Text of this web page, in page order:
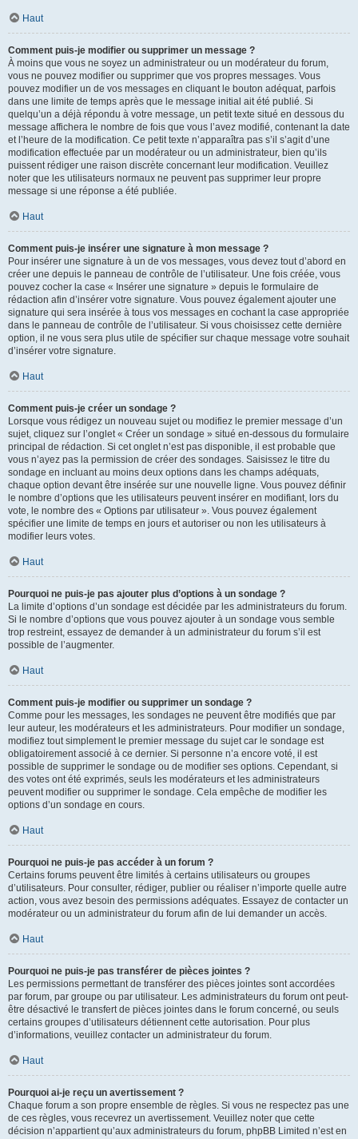
Haut
Comment puis-je modifier ou supprimer un message ?
À moins que vous ne soyez un administrateur ou un modérateur du forum,
vous ne pouvez modifier ou supprimer que vos propres messages. Vous
pouvez modifier un de vos messages en cliquant le bouton adéquat, parfois
dans une limite de temps après que le message initial ait été publié. Si
quelqu’un a déjà répondu à votre message, un petit texte situé en dessous du
message affichera le nombre de fois que vous l’avez modifié, contenant la date
et l’heure de la modification. Ce petit texte n’apparaîtra pas s’il s’agit d’une
modification effectuée par un modérateur ou un administrateur, bien qu’ils
puissent rédiger une raison discrète concernant leur modification. Veuillez
noter que les utilisateurs normaux ne peuvent pas supprimer leur propre
message si une réponse a été publiée.
Haut
Comment puis-je insérer une signature à mon message ?
Pour insérer une signature à un de vos messages, vous devez tout d’abord en
créer une depuis le panneau de contrôle de l’utilisateur. Une fois créée, vous
pouvez cocher la case « Insérer une signature » depuis le formulaire de
rédaction afin d’insérer votre signature. Vous pouvez également ajouter une
signature qui sera insérée à tous vos messages en cochant la case appropriée
dans le panneau de contrôle de l’utilisateur. Si vous choisissez cette dernière
option, il ne vous sera plus utile de spécifier sur chaque message votre souhait
d’insérer votre signature.
Haut
Comment puis-je créer un sondage ?
Lorsque vous rédigez un nouveau sujet ou modifiez le premier message d’un
sujet, cliquez sur l’onglet « Créer un sondage » situé en-dessous du formulaire
principal de rédaction. Si cet onglet n’est pas disponible, il est probable que
vous n’ayez pas la permission de créer des sondages. Saisissez le titre du
sondage en incluant au moins deux options dans les champs adéquats,
chaque option devant être insérée sur une nouvelle ligne. Vous pouvez définir
le nombre d’options que les utilisateurs peuvent insérer en modifiant, lors du
vote, le nombre des « Options par utilisateur ». Vous pouvez également
spécifier une limite de temps en jours et autoriser ou non les utilisateurs à
modifier leurs votes.
Haut
Pourquoi ne puis-je pas ajouter plus d’options à un sondage ?
La limite d’options d’un sondage est décidée par les administrateurs du forum.
Si le nombre d’options que vous pouvez ajouter à un sondage vous semble
trop restreint, essayez de demander à un administrateur du forum s’il est
possible de l’augmenter.
Haut
Comment puis-je modifier ou supprimer un sondage ?
Comme pour les messages, les sondages ne peuvent être modifiés que par
leur auteur, les modérateurs et les administrateurs. Pour modifier un sondage,
modifiez tout simplement le premier message du sujet car le sondage est
obligatoirement associé à ce dernier. Si personne n’a encore voté, il est
possible de supprimer le sondage ou de modifier ses options. Cependant, si
des votes ont été exprimés, seuls les modérateurs et les administrateurs
peuvent modifier ou supprimer le sondage. Cela empêche de modifier les
options d’un sondage en cours.
Haut
Pourquoi ne puis-je pas accéder à un forum ?
Certains forums peuvent être limités à certains utilisateurs ou groupes
d’utilisateurs. Pour consulter, rédiger, publier ou réaliser n’importe quelle autre
action, vous avez besoin des permissions adéquates. Essayez de contacter un
modérateur ou un administrateur du forum afin de lui demander un accès.
Haut
Pourquoi ne puis-je pas transférer de pièces jointes ?
Les permissions permettant de transférer des pièces jointes sont accordées
par forum, par groupe ou par utilisateur. Les administrateurs du forum ont peut-
être désactivé le transfert de pièces jointes dans le forum concerné, ou seuls
certains groupes d’utilisateurs détiennent cette autorisation. Pour plus
d’informations, veuillez contacter un administrateur du forum.
Haut
Pourquoi ai-je reçu un avertissement ?
Chaque forum a son propre ensemble de règles. Si vous ne respectez pas une
de ces règles, vous recevrez un avertissement. Veuillez noter que cette
décision n’appartient qu’aux administrateurs du forum, phpBB Limited n’est en